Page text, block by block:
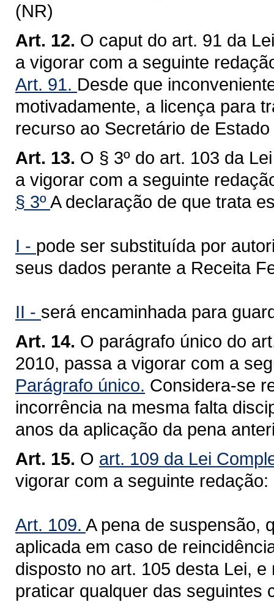
(NR)
Art. 12. O caput do art. 91 da
a vigorar com a seguinte
Art. 91. Desde que
motivadamente, a licença para
recurso ao Secretário de
Art. 13. O § 3º do art. 103 da
a vigorar com a seguinte
§ 3ºA declaração de que trata
I - pode ser substituída por
seus dados perante a Receita
II - será encaminhada para
Art. 14. O parágrafo único do
2010, passa a vigorar com a
Parágrafo único. Considera-se
incorrência na mesma falta
anos da aplicação da pena
Art. 15. O art. 109 da Lei
vigorar com a seguinte redação:
Art. 109. A pena de suspensão,
aplicada em caso de
disposto no art. 105 desta Lei,
praticar qualquer das seguintes